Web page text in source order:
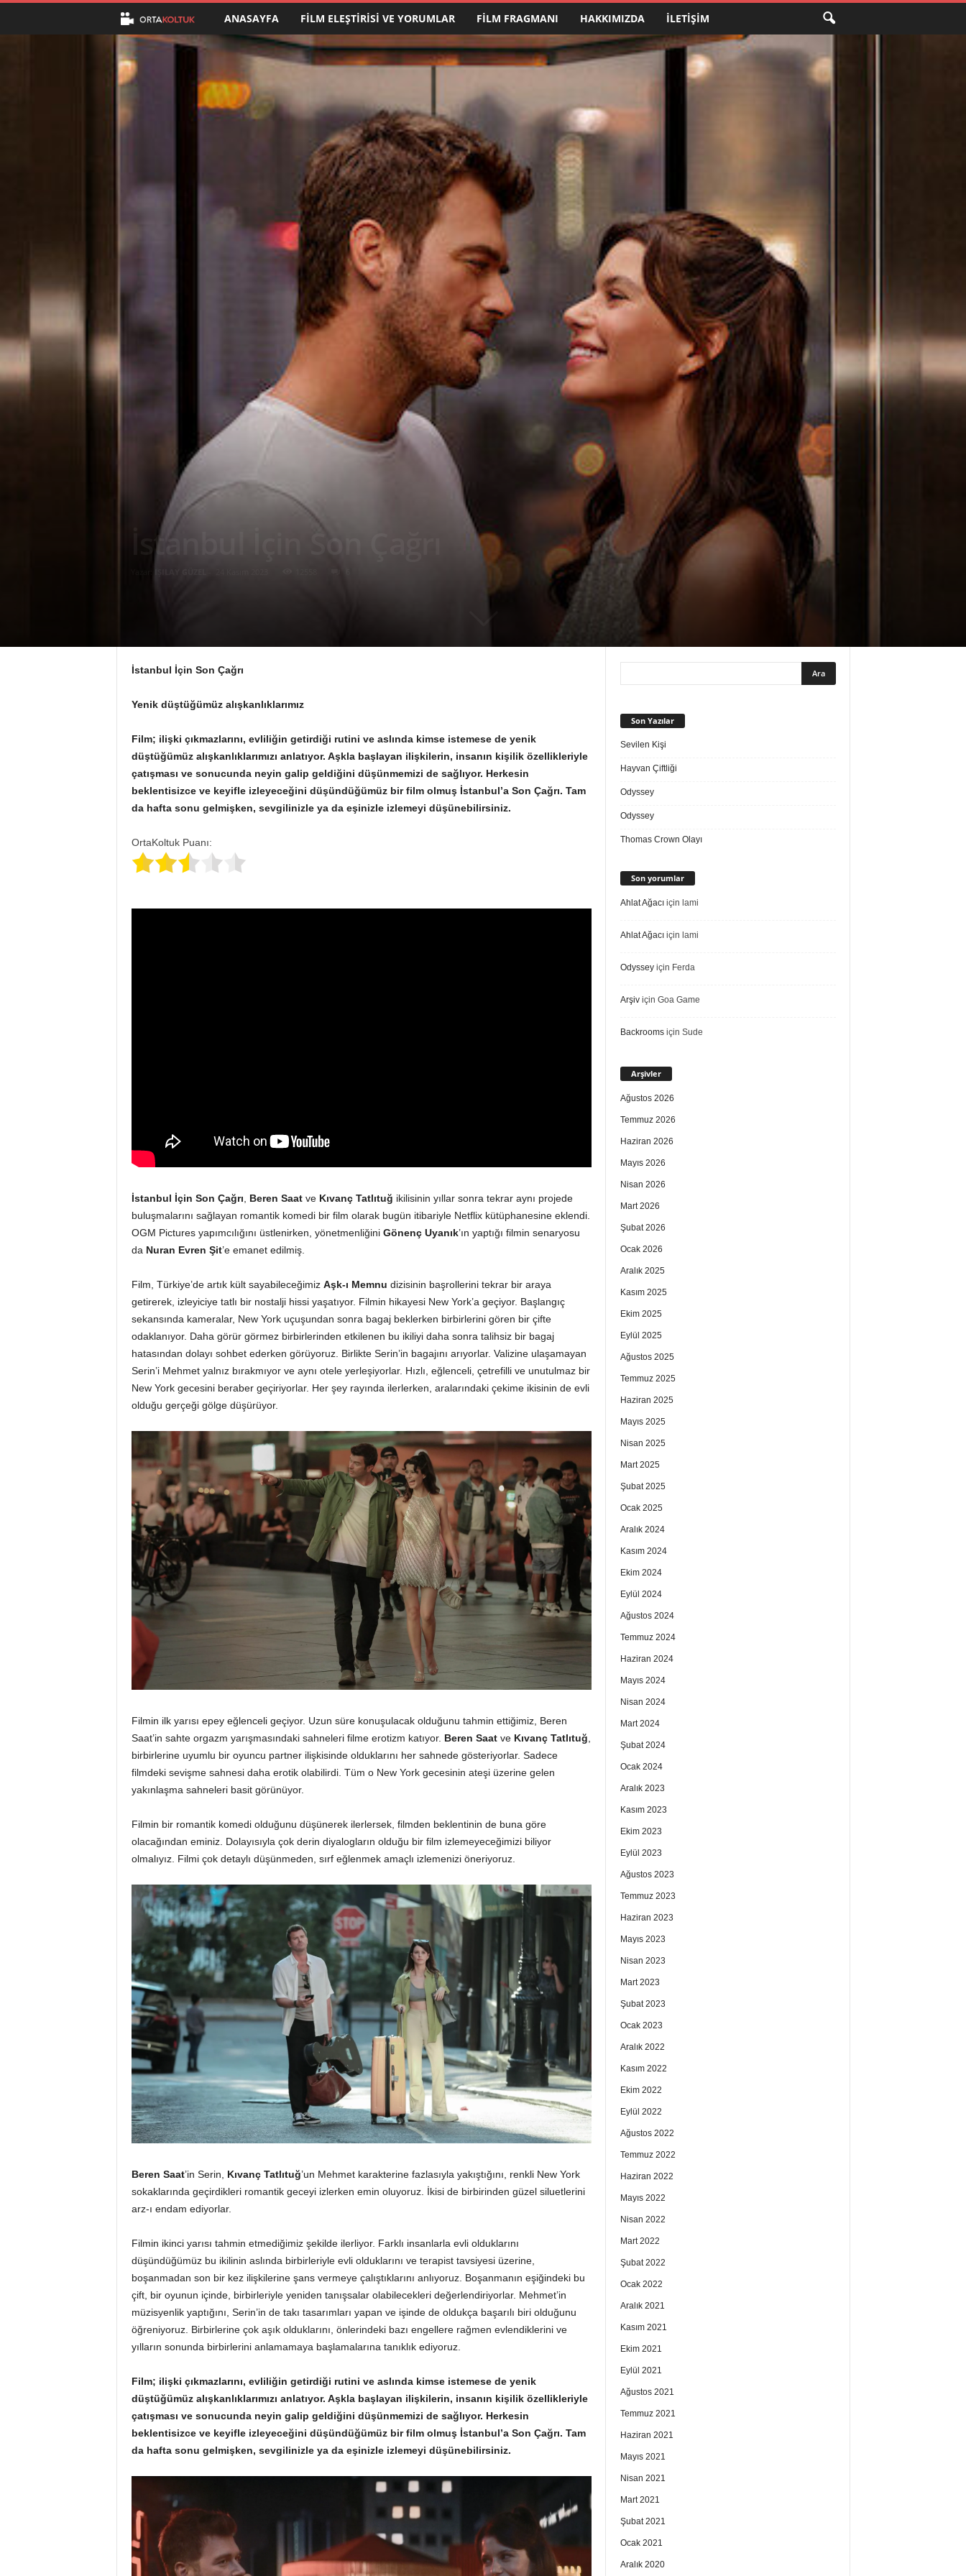
t
a
ANASAYFA FILM ELEŞTIRISI VE YORUMLAR FILM FRAGMANI HAKKIMIZDA İLETIŞIM
İstanbul İçin Son Çağrı
İstanbul İçin Son Çağrı
Yenik düştüğümüz alışkanlıklarımız
Film; ilişki çıkmazlarını, evliliğin getirdiği rutini ve aslında kimse istemese de yenik
düştüğümüz alışkanlıklarımızı anlatıyor. Aşkla başlayan ilişkilerin, insanın kişilik özellikleriyle
çatışması ve sonucunda neyin galip geldiğini düşünmemizi de sağlıyor. Herkesin
beklentisizce ve keyifle izleyeceğini düşündüğümüz bir film olmuş İstanbul’a Son Çağrı. Tam
da hafta sonu gelmişken, sevgilinizle ya da eşinizle izlemeyi düşünebilirsiniz.
OrtaKoltuk Puanı:
İstanbul İçin Son Çağrı Beren Saatve Kıvanç Tatlıtuğ ikilisinin yıllar sonra tekrar aynı projede
buluşmalarını sağlayan romantik komedi bir film olarak bugün itibariyle Netflix kütüphanesine eklendi.
OGM Pictures yapımcılığını üstlenirken, yönetmenliğini Gönenç Uyanık’ın yaptığı filmin senaryosu
da Nuran Evren Şit’e emanet edilmiş.
Film, Türkiye’de artık kült sayabileceğimiz Aşk-ı Memnu dizisinin başrollerini tekrar bir araya
getirerek, izleyiciye tatlı bir nostalji hissi yaşatıyor. Filmin hikayesi New York’a geçiyor. Başlangıç
sekansında kameralar, New York uçuşundan sonra bagaj beklerken birbirlerini gören bir çifte
odaklanıyor. Daha görür görmez birbirlerinden etkilenen bu ikiliyi daha sonra talihsiz bir bagaj
hatasından dolayı sohbet ederken görüyoruz. Birlikte Serin’in bagajını arıyorlar. Valizine ulaşamayan
Serin’i Mehmet yalnız bırakmıyor ve aynı otele yerleşiyorlar. Hızlı, eğlenceli, çetrefilli ve unutulmaz bir
New York gecesini beraber geçiriyorlar. Her şey rayında ilerlerken, aralarındaki çekime ikisinin de evli
olduğu gerçeği gölge düşürüyor.
Filmin ilk yarısı epey eğlenceli geçiyor. Uzun süre konuşulacak olduğunu tahmin ettiğimiz, Beren
Saat’in sahte orgazm yarışmasındaki sahneleri filme erotizm katıyor. Beren Saatve Kıvanç Tatlıtuğ
birbirlerine uyumlu bir oyuncu partner ilişkisinde olduklarını her sahnede gösteriyorlar. Sadece
filmdeki sevişme sahnesi daha erotik olabilirdi. Tüm o New York gecesinin ateşi üzerine gelen
yakınlaşma sahneleri basit görünüyor.
Filmin bir romantik komedi olduğunu düşünerek ilerlersek, filmden beklentinin de buna göre
olacağından eminiz. Dolayısıyla çok derin diyalogların olduğu bir film izlemeyeceğimizi biliyor
olmalıyız. Filmi çok detaylı düşünmeden, sırf eğlenmek amaçlı izlemenizi öneriyoruz.
Beren Saat’in Serin, Kıvanç Tatlıtuğ’un Mehmet karakterine fazlasıyla yakıştığını, renkli New York
sokaklarında geçirdikleri romantik geceyi izlerken emin oluyoruz. İkisi de birbirinden güzel siluetlerini
arz-ı endam ediyorlar.
Filmin ikinci yarısı tahmin etmediğimiz şekilde ilerliyor. Farklı insanlarla evli olduklarını
düşündüğümüz bu ikilinin aslında birbirleriyle evli olduklarını ve terapist tavsiyesi üzerine,
boşanmadan son bir kez ilişkilerine şans vermeye çalıştıklarını anlıyoruz. Boşanmanın eşiğindeki bu
çift, bir oyunun içinde, birbirleriyle yeniden tanışsalar olabilecekleri değerlendiriyorlar. Mehmet’in
müzisyenlik yaptığını, Serin’in de takı tasarımları yapan ve işinde de oldukça başarılı biri olduğunu
öğreniyoruz. Birbirlerine çok aşık olduklarını, önlerindeki bazı engellere rağmen evlendiklerini ve
yılların sonunda birbirlerini anlamamaya başlamalarına tanıklık ediyoruz.
Film; ilişki çıkmazlarını, evliliğin getirdiği rutini ve aslında kimse istemese de yenik
düştüğümüz alışkanlıklarımızı anlatıyor. Aşkla başlayan ilişkilerin, insanın kişilik özellikleriyle
çatışması ve sonucunda neyin galip geldiğini düşünmemizi de sağlıyor. Herkesin
beklentisizce ve keyifle izleyeceğini düşündüğümüz bir film olmuş İstanbul’a Son Çağrı. Tam
da hafta sonu gelmişken, sevgilinizle ya da eşinizle izlemeyi düşünebilirsiniz.
Son Yazılar
Sevilen Kişi
Hayvan Çiftliği
Odyssey
Odyssey
Thomas Crown Olayı
Son yorumlar
Ahlat Ağacıiçin lami
Ahlat Ağacıiçin lami
Odysseyiçin Ferda
Arşiviçin Goa Game
Backroomsiçin Sude
Arşivler
Ağustos 2026
Temmuz 2026
Haziran 2026
Mayıs 2026
Nisan 2026
Mart 2026
Şubat 2026
Ocak 2026
Aralık 2025
Kasım 2025
Ekim 2025
Eylül 2025
Ağustos 2025
Temmuz 2025
Haziran 2025
Mayıs 2025
Nisan 2025
Mart 2025
Şubat 2025
Ocak 2025
Aralık 2024
Kasım 2024
Ekim 2024
Eylül 2024
Ağustos 2024
Temmuz 2024
Haziran 2024
Mayıs 2024
Nisan 2024
Mart 2024
Şubat 2024
Ocak 2024
Aralık 2023
Kasım 2023
Ekim 2023
Eylül 2023
Ağustos 2023
Temmuz 2023
Haziran 2023
Mayıs 2023
Nisan 2023
Mart 2023
Şubat 2023
Ocak 2023
Aralık 2022
Kasım 2022
Ekim 2022
Eylül 2022
Ağustos 2022
Temmuz 2022
Haziran 2022
Mayıs 2022
Nisan 2022
Mart 2022
Şubat 2022
Ocak 2022
Aralık 2021
Kasım 2021
Ekim 2021
Eylül 2021
Ağustos 2021
Temmuz 2021
Haziran 2021
Mayıs 2021
Nisan 2021
Mart 2021
Şubat 2021
Ocak 2021
Aralık 2020